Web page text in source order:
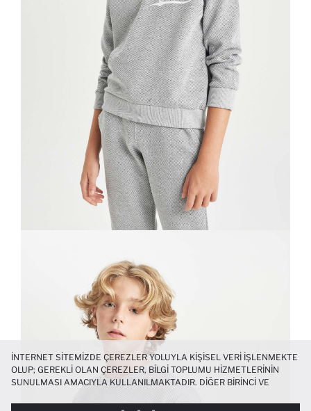
İNTERNET SITEMIZDE ÇEREZLER YOLUYLA KIŞISEL VERI IŞLENMEKTE
OLUP; GEREKLI OLAN ÇEREZLER, BILGI TOPLUMU HIZMETLERININ
SUNULMASI AMACIYLA KULLANILMAKTADIR. DIĞER BIRINCI VE
DENEYIMI SUNULABILMESI, SITEMIZIN DAHA IŞLEVSEL KILINMASI VE